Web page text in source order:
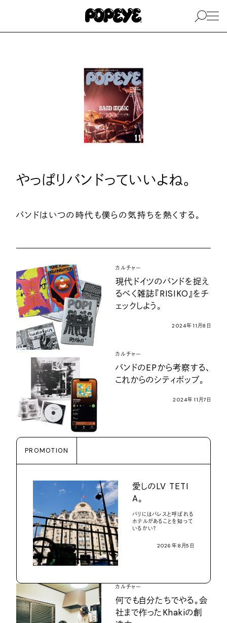
やっぱりバンドっていいよね。
バンドはいつの時代も僕らの気持ちを熱くする。
カルチャー
現代ドイツのバンドを捉え
るべく雑誌『RISIKO』をチ
ェックしよう。
2024年11月8日
カルチャー
バンドのEPから考察する、
これからのシティポップ。
2024年11月7日
PROMOTION
愛しのLV TETI
A。
パリにはパレスと呼ばれる
ホテルがあることを知って
いるかい？
2026年8月5日
カルチャー
何でも自分たちでやる。会
社まで作ったKhakiの創